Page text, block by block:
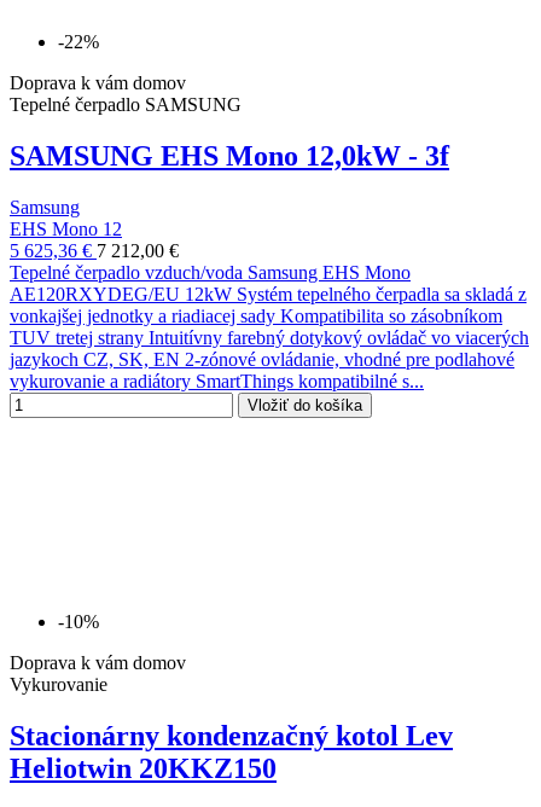
-22%
Doprava k vám domov
Tepelné čerpadlo SAMSUNG
SAMSUNG EHS Mono 12,0kW - 3f
Samsung
EHS Mono 12
5 625,36 € 7 212,00 €
Tepelné čerpadlo vzduch/voda Samsung EHS Mono
AE120RXYDEG/EU 12kW Systém tepelného čerpadla sa skladá z
vonkajšej jednotky a riadiacej sady Kompatibilita so zásobníkom
TUV tretej strany Intuitívny farebný dotykový ovládač vo viacerých
jazykoch CZ, SK, EN 2-zónové ovládanie, vhodné pre podlahové
vykurovanie a radiátory SmartThings kompatibilné s...
Vložiť do košíka
-10%
Doprava k vám domov
Vykurovanie
Stacionárny kondenzačný kotol Lev
Heliotwin 20KKZ150